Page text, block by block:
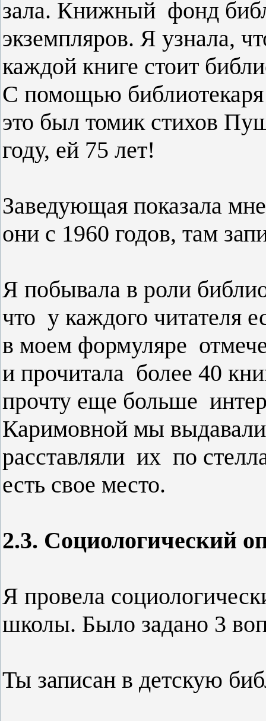
зала. Книжный фонд
экземпляров. Я узнала,
каждой книге стоит
С помощью
это был томик стихов
году, ей 75 лет!
Заведующая показала
они с 1960 годов, там
Я побывала в роли
что у каждого читателя
в моем формуляре
и прочитала более 40
прочту еще больше
Каримовной мы выдавали
расставляли их по
есть свое место.
2.3. Социологический
Я провела
школы. Было задано 3
Ты записан в детскую